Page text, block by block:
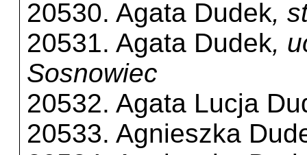
20530. Agata Dudek,
20531. Agata Dudek,
Sosnowiec
20532. Agata Lucja
20533. Agnieszka